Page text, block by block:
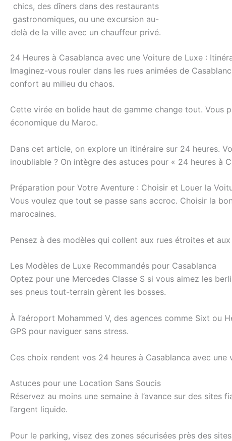
chics, des dîners dans des restaurants
gastronomiques, ou une excursion au-
delà de la ville avec un chauffeur privé.
24 Heures à Casablanca avec une Voiture de Luxe :
Imaginez-vous rouler dans les rues animées de
confort au milieu du chaos.
Cette virée en bolide haut de gamme change tout. Vous
économique du Maroc.
Dans cet article, on explore un itinéraire sur 24 heures.
inoubliable ? On intègre des astuces pour « 24 heures à
Préparation pour Votre Aventure : Choisir et Louer la
Vous voulez que tout se passe sans accroc. Choisir la
marocaines.
Pensez à des modèles qui collent aux rues étroites et
Les Modèles de Luxe Recommandés pour Casablanca
Optez pour une Mercedes Classe S si vous aimez les
ses pneus tout-terrain gèrent les bosses.
À l’aéroport Mohammed V, des agences comme Sixt ou
GPS pour naviguer sans stress.
Ces choix rendent vos 24 heures à Casablanca avec
Astuces pour une Location Sans Soucis
Réservez au moins une semaine à l’avance sur des
l’argent liquide.
Pour le parking, visez des zones sécurisées près des